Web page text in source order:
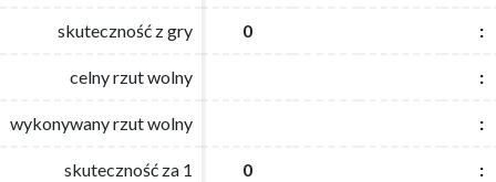
skuteczność z gry 0 :
celny rzut wolny :
wykonywany rzut wolny :
skuteczność za 1 0 :
skuteczność z gry 0 :
celny rzut wolny :
wykonywany rzut wolny :
skuteczność za 1 0 :